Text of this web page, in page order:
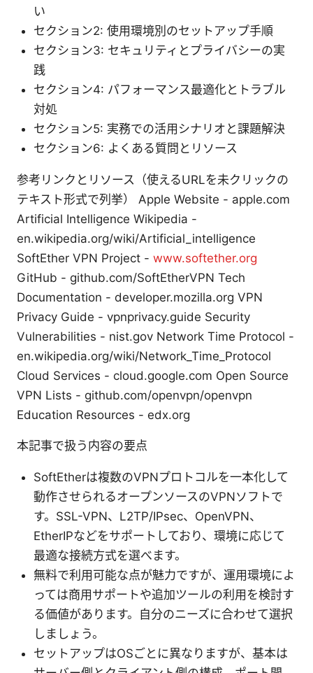
い
セクション2: 使用環境別のセットアップ手順
セクション3: セキュリティとプライバシーの実
践
セクション4: パフォーマンス最適化とトラブル
対処
セクション5: 実務での活用シナリオと課題解決
セクション6: よくある質問とリソース
参考リンクとリソース（使えるURLを未クリックの
テキスト形式で列挙） Apple Website - apple.com
Artificial Intelligence Wikipedia -
en.wikipedia.org/wiki/Artificial_intelligence
SoftEther VPN Project - www.softether.org
GitHub - github.com/SoftEtherVPN Tech
Documentation - developer.mozilla.org VPN
Privacy Guide - vpnprivacy.guide Security
Vulnerabilities - nist.gov Network Time Protocol -
en.wikipedia.org/wiki/Network_Time_Protocol
Cloud Services - cloud.google.com Open Source
VPN Lists - github.com/openvpn/openvpn
Education Resources - edx.org
本記事で扱う内容の要点
SoftEtherは複数のVPNプロトコルを一本化して
動作させられるオープンソースのVPNソフトで
す。SSL-VPN、L2TP/IPsec、OpenVPN、
EtherIPなどをサポートしており、環境に応じて
最適な接続方式を選べます。
無料で利用可能な点が魅力ですが、運用環境によ
っては商用サポートや追加ツールの利用を検討す
る価値があります。自分のニーズに合わせて選択
しましょう。
セットアップはOSごとに異なりますが、基本は